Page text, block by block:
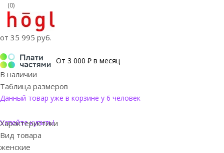
(0)
от 35 995 руб.
От 3 000 ₽ в месяц
В наличии
Таблица размеров
Данный товар уже в корзине у 6 человек
Успейте купить!
Характеристики
Вид товара
женские